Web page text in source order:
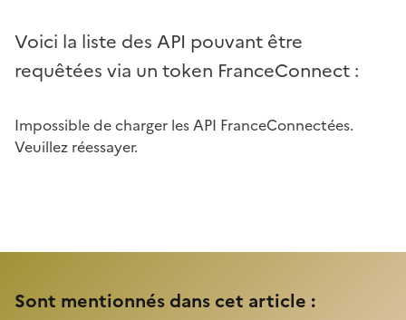
Voici la liste des API pouvant être
requêtées via un token FranceConnect :
Impossible de charger les API FranceConnectées.
Veuillez réessayer.
Sont mentionnés dans cet article :